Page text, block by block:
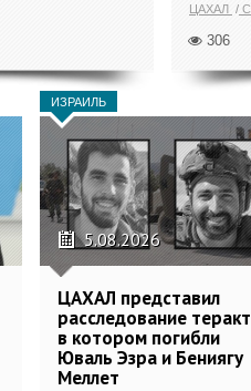
ЦАХАЛ
306
ИЗРАИЛЬ
5.08.2026
ЦАХАЛ представил
расследование
в котором погибли
Юваль Эзра и Бениягу
Меллет